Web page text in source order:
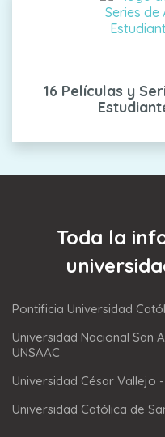
16 Películas y
Toda la
Pontificia Universidad
Universidad Nacional San
UNSAAC
Universidad César Vallejo
Universidad Católica de